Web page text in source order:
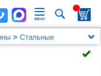
Стальные
вып 3 1/2 MIXLINE